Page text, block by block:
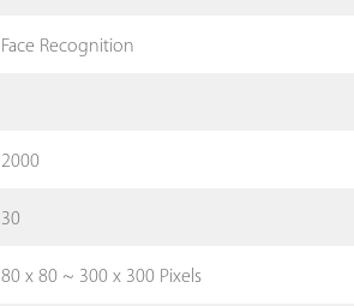
Face Recognition
2000
30
80 x 80 ~ 300 x 300 Pixels